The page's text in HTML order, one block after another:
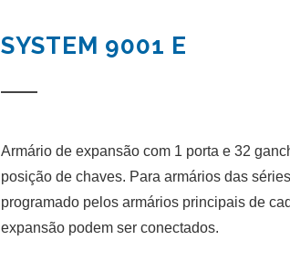
SYSTEM 9001 E
Armário de expansão com 1 porta e 32
posição de chaves. Para armários das
programado pelos armários principais de
expansão podem ser conectados.